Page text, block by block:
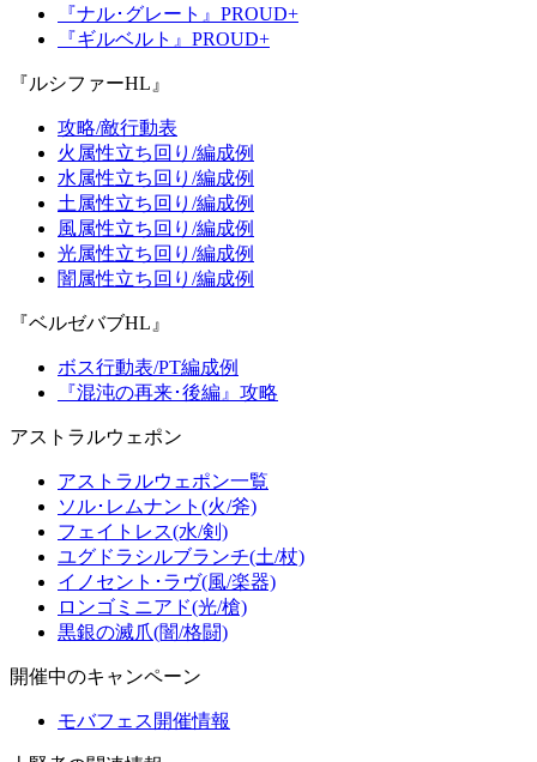
『ナル･グレート』PROUD+
『ギルベルト』PROUD+
『ルシファーHL』
攻略/敵行動表
火属性立ち回り/編成例
水属性立ち回り/編成例
土属性立ち回り/編成例
風属性立ち回り/編成例
光属性立ち回り/編成例
闇属性立ち回り/編成例
『ベルゼバブHL』
ボス行動表/PT編成例
『混沌の再来･後編』攻略
アストラルウェポン
アストラルウェポン一覧
ソル･レムナント(火/斧)
フェイトレス(水/剣)
ユグドラシルブランチ(土/杖)
イノセント･ラヴ(風/楽器)
ロンゴミニアド(光/槍)
黒銀の滅爪(闇/格闘)
開催中のキャンペーン
モバフェス開催情報